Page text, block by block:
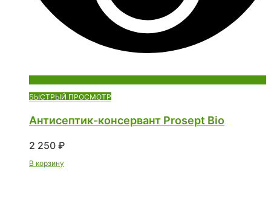
БЫСТРЫЙ ПРОСМОТР
Антисептик-консервант Prosept Bio
2 250 ₽
В корзину